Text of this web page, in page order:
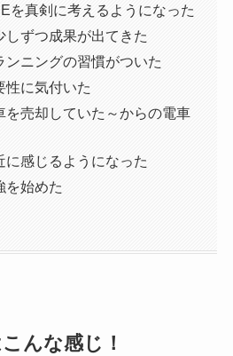
を真剣に考えるようになった
しずつ成果が出てきた
ンニングの習慣がついた
性に気付いた
を売却していた～からの電車
に感じるようになった
を始めた
んな感じ！